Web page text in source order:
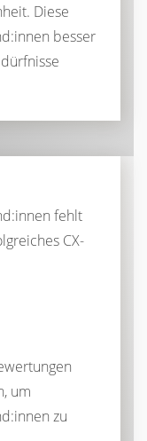
Diese
besser
fehlt
CX-
um
zu